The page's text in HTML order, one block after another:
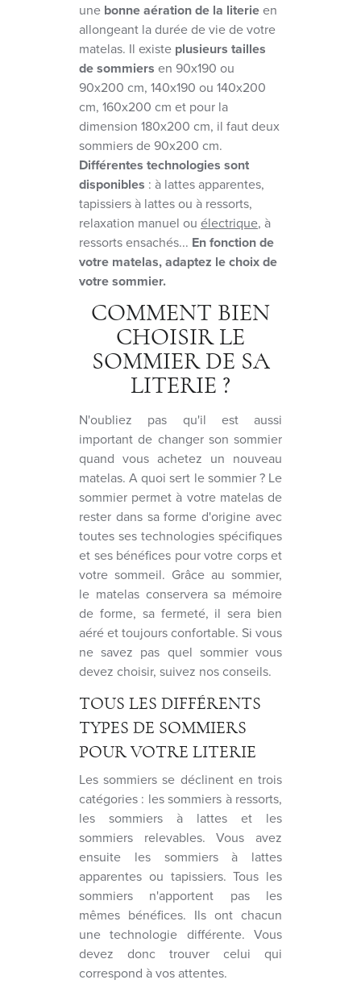
une bonne aération de la literieen
allongeant la durée de vie de votre
matelas. Il existe plusieurs tailles
de sommiers en 90x190 ou
90x200 cm, 140x190 ou 140x200
cm, 160x200 cm et pour la
dimension 180x200 cm, il faut deux
sommiers de 90x200 cm.
Différentes technologies sont
disponibles : à lattes apparentes,
tapissiers à lattes ou à ressorts,
relaxation manuel ou électrique, à
ressorts ensachés... En fonction de
votre matelas, adaptez le choix de
votre sommier.
COMMENT BIEN
CHOISIR LE
SOMMIER DE SA
LITERIE ?
N'oubliez pas qu'il est aussi
important de changer son sommier
quand vous achetez un nouveau
matelas. A quoi sert le sommier ? Le
sommier permet à votre matelas de
rester dans sa forme d'origine avec
toutes ses technologies spécifiques
et ses bénéfices pour votre corps et
votre sommeil. Grâce au sommier,
le matelas conservera sa mémoire
de forme, sa fermeté, il sera bien
aéré et toujours confortable. Si vous
ne savez pas quel sommier vous
devez choisir, suivez nos conseils.
TOUS LES DIFFÉRENTS
TYPES DE SOMMIERS
POUR VOTRE LITERIE
Les sommiers se déclinent en trois
catégories : les sommiers à ressorts,
les sommiers à lattes et les
sommiers relevables. Vous avez
ensuite les sommiers à lattes
apparentes ou tapissiers. Tous les
sommiers n'apportent pas les
mêmes bénéfices. Ils ont chacun
une technologie différente. Vous
devez donc trouver celui qui
correspond à vos attentes.